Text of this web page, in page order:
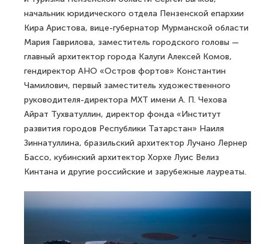
начальник юридического отдела Пензенской епархии
Кира Аристова, вице-губернатор Мурманской области
Мария Гаврилова, заместитель городского головы —
главный архитектор города Калуги Алексей Комов,
гендиректор АНО «Остров фортов» Константин
Чамилович, первый заместитель художественного
руководителя-директора МХТ имени А. П. Чехова
Айрат Тухватуллин, директор фонда «Институт
развития городов Республики Татарстан» Наиля
Зиннатуллина, бразильский архитектор Лучано Лернер
Бассо, кубинский архитектор Хорхе Луис Велиз
Кинтана и другие российские и зарубежные лауреаты.